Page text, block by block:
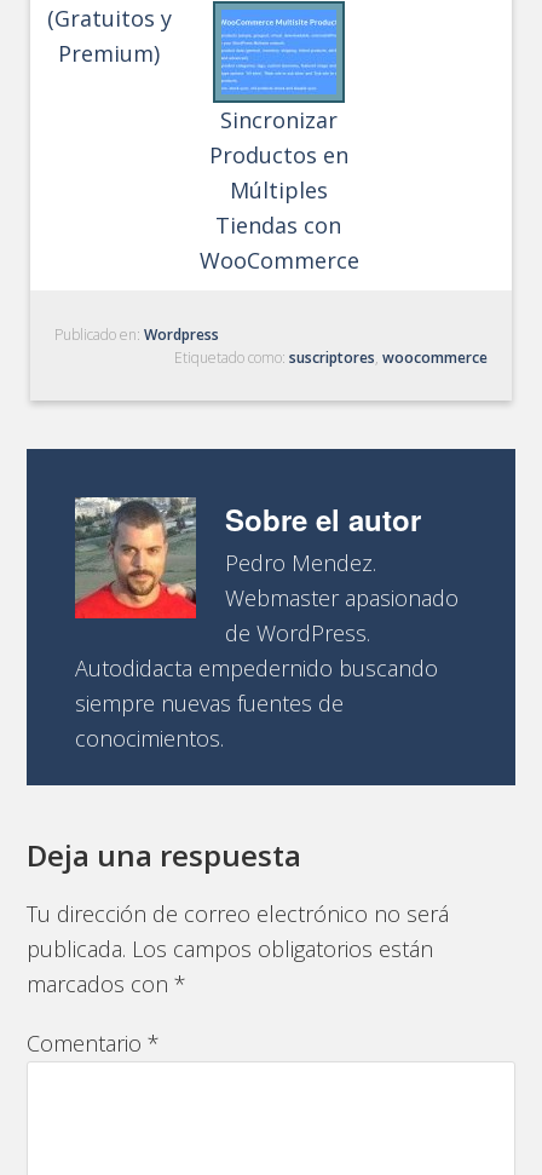
(Gratuitos y
Premium)
Sincronizar
Productos en
Múltiples
Tiendas con
WooCommerce
Publicado en:Wordpress
Etiquetado como: suscriptores, woocommerce
Sobre el autor
Pedro Mendez.
Webmaster apasionado
de WordPress.
Autodidacta empedernido buscando
siempre nuevas fuentes de
conocimientos.
Deja una respuesta
Tu dirección de correo electrónico no será
publicada. Los campos obligatorios están
marcados con*
Comentario*